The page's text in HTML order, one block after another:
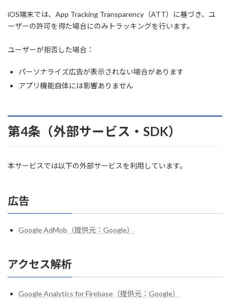
iOS端末では、App Tracking Transparency（ATT）に基づき、ユ
ーザーの許可を得た場合にのみトラッキングを行います。
ユーザーが拒否した場合：
パーソナライズ広告が表示されない場合があります
アプリ機能自体には影響ありません
第4条（外部サービス・SDK）
本サービスでは以下の外部サービスを利用しています。
広告
Google AdMob（提供元：Google）
アクセス解析
Google Analytics for Firebase（提供元：Google）